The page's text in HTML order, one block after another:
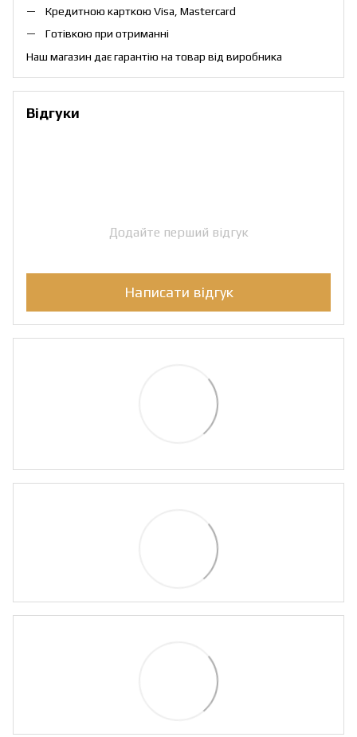
Кредитною карткою Visa, Mastercard
Готівкою при отриманні
Наш магазин дає гарантію на товар від виробника
Відгуки
Додайте перший відгук
Написати відгук